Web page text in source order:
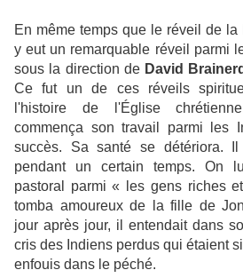
En même temps que le réveil de la
y eut un remarquable réveil parmi
sous la direction de David
Ce fut un de ces réveils
l'histoire de l'Église
commença son travail parmi les
succès. Sa santé se détériora.
pendant un certain temps. On
pastoral parmi « les gens riches
tomba amoureux de la fille de
jour après jour, il entendait dans
cris des Indiens perdus qui étaient
enfouis dans le péché.